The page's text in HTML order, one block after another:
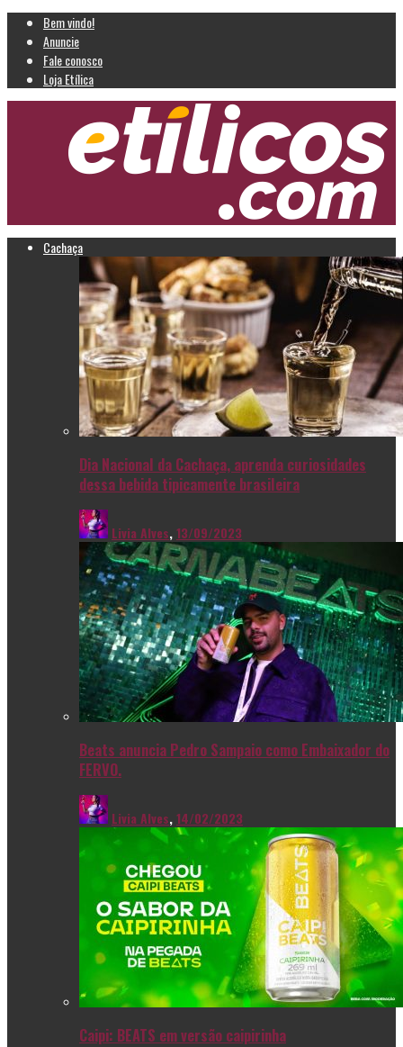
Bem vindo!
Anuncie
Fale conosco
Loja Etílica
Cachaça
Dia Nacional da Cachaça, aprenda curiosidades
dessa bebida tipicamente brasileira
Livia Alves,13/09/2023
Beats anuncia Pedro Sampaio como Embaixador do
FERVO.
Livia Alves,14/02/2023
Caipi: BEATS em versão caipirinha